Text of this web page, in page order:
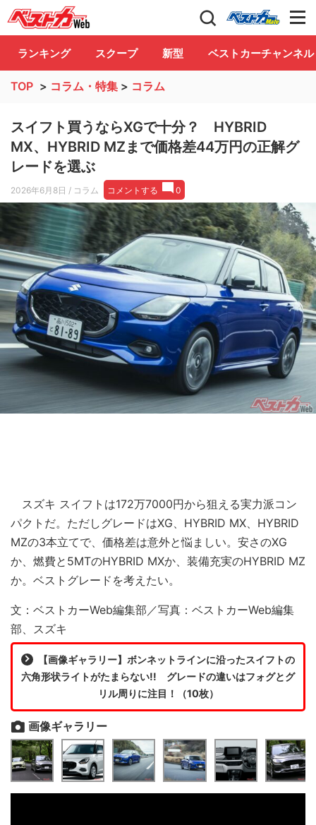
自動車情報誌「ベストカー」 Club
ランキング スクープ 新型 ベストカーチャンネル
TOP > コラム・特集 > コラム
スイフト買うならXGで十分？ HYBRID
MX、HYBRID MZまで価格差44万円の正解グ
レードを選ぶ
2026年6月8日 / コラム コメントする 0
スズキ スイフトは172万7000円から狙える実力派コン
パクトだ。ただしグレードはXG、HYBRID MX、HYBRID
MZの3本立てで、価格差は意外と悩ましい。安さのXG
か、燃費と5MTのHYBRID MXか、装備充実のHYBRID MZ
か。ベストグレードを考えたい。
文：ベストカーWeb編集部／写真：ベストカーWeb編集
部、スズキ
【画像ギャラリー】ボンネットラインに沿ったスイフトの
六角形状ライトがたまらない!! グレードの違いはフォグとグ
リル周りに注目！（10枚）
画像ギャラリー